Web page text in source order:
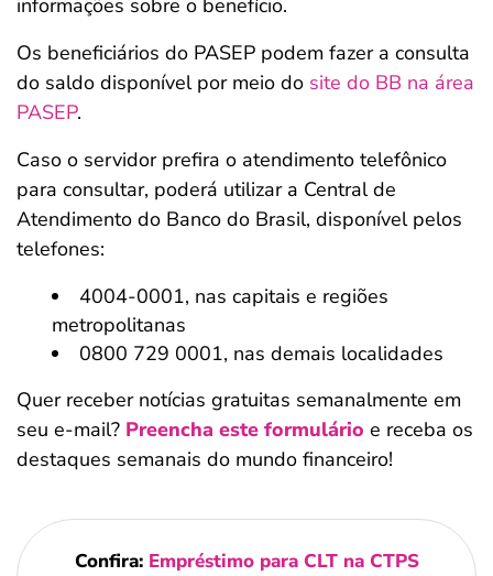
informações sobre o benefício.
Os beneficiários do PASEP podem fazer a consulta
do saldo disponível por meio do site do BB na área
PASEP.
Caso o servidor prefira o atendimento telefônico
para consultar, poderá utilizar a Central de
Atendimento do Banco do Brasil, disponível pelos
telefones:
4004-0001, nas capitais e regiões
metropolitanas
0800 729 0001, nas demais localidades
Quer receber notícias gratuitas semanalmente em
seu e-mail? Preencha este formulário e receba os
destaques semanais do mundo financeiro!
Confira: Empréstimo para CLT na CTPS